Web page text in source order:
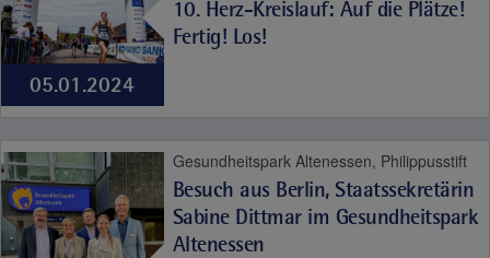
05.01.2024
10. Herz-Kreislauf: Auf die Plätze!
Fertig! Los!
Gesundheitspark Altenessen, Philippusstift
Besuch aus Berlin, Staatssekretärin
Sabine Dittmar im Gesundheitspark
Altenessen